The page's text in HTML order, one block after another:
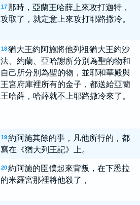
17 那時，亞蘭王哈薛上來攻打迦特，
攻取了，就定意上來攻打耶路撒冷。
18 猶大王約阿施將他列祖猶大王約沙
法、約蘭、亞哈謝所分別為聖的物和
自己所分別為聖的物，並耶和華殿與
王宮府庫裡所有的金子，都送給亞蘭
王哈薛，哈薛就不上耶路撒冷來了。
19 約阿施其餘的事，凡他所行的，都
寫在《猶大列王記》上。
20 約阿施的臣僕起來背叛，在下悉拉
的米羅宮那裡將他殺了，